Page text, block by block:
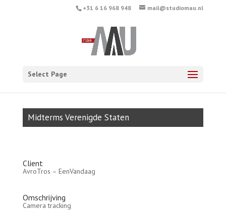
+31 6 16 968 948 mail@studiomau.nl
Select Page
Midterms Verenigde Staten
Client
AvroTros – EenVandaag
Omschrijving
Camera tracking